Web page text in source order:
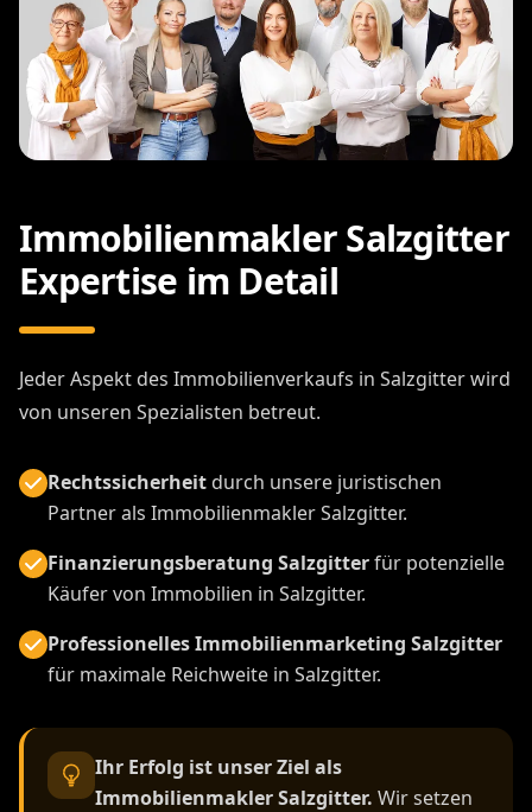
Immobilienmakler Salzgitter
Expertise im Detail
Jeder Aspekt des Immobilienverkaufs in Salzgitter wird
von unseren Spezialisten betreut.
Rechtssicherheitdurch unsere juristischen
Partner als Immobilienmakler Salzgitter.
Finanzierungsberatung Salzgitterfür potenzielle
Käufer von Immobilien in Salzgitter.
Professionelles Immobilienmarketing Salzgitter
für maximale Reichweite in Salzgitter.
Ihr Erfolg ist unser Ziel als
Immobilienmakler Salzgitter. Wir setzen